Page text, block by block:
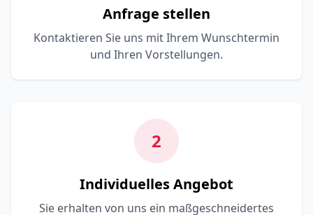
Anfrage stellen
Kontaktieren Sie uns mit Ihrem Wunschtermin
und Ihren Vorstellungen.
2
Individuelles Angebot
Sie erhalten von uns ein maßgeschneidertes